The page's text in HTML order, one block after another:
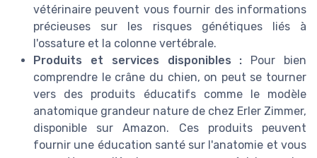
vétérinaire peuvent vous fournir des informations
précieuses sur les risques génétiques liés à
l'ossature et la colonne vertébrale.
Produits et services disponibles : Pour bien
comprendre le crâne du chien, on peut se tourner
vers des produits éducatifs comme le modèle
anatomique grandeur nature de chez Erler Zimmer,
disponible sur Amazon. Ces produits peuvent
fournir une éducation santé sur l'anatomie et vous